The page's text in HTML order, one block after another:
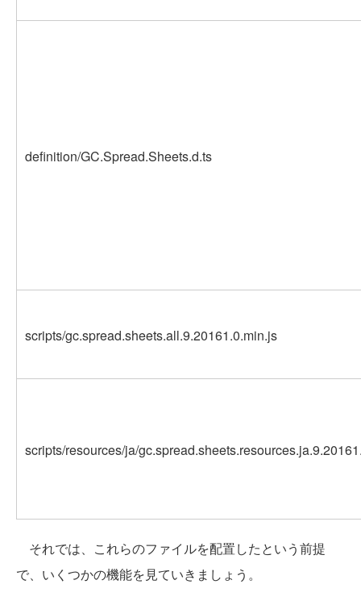
definition/GC.Spread.Sheets.d.ts
scripts/gc.spread.sheets.all.9.20161.0.min.js
scripts/resources/ja/
それでは、これらのファイルを配置したという前提
で、いくつかの機能を見ていきましょう。